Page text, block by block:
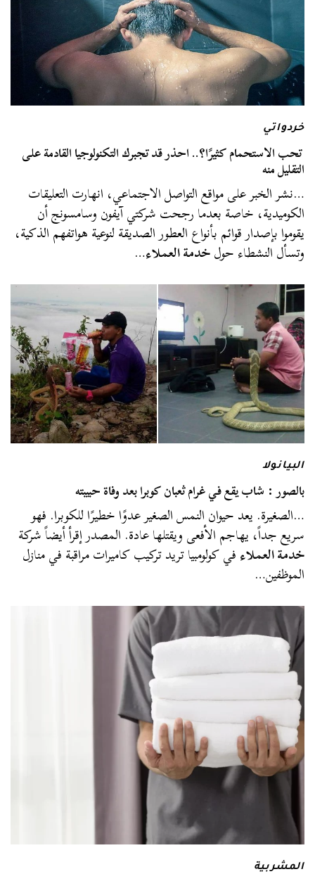
خردواتي
تحب الاستحمام كثيرًا؟.. احذر قد تجبرك التكنولوجيا القادمة على
التقليل منه
…نشر الخبر على مواقع التواصل الاجتماعي، انهارت التعليقات
الكوميدية، خاصة بعدما رجحت شركتي آيفون وسامسونج أن
يقوموا بإصدار قوائم بأنواع العطور الصديقة لنوعية هواتفهم الذكية،
وتسأل النشطاء حولخدمة العملاء…
البيانولا
بالصور : شاب يقع في غرام ثعبان كوبرا بعد وفاة حبيبته
…الصغيرة. يعد حيوان النمس الصغير عدوًا خطيرًا للكوبرا. فهو
سريع جداً، يهاجم الأفعى ويقتلها عادة. المصدر إقرأ أيضاً شركة
خدمة العملاءفي كولومبيا تريد تركيب كاميرات مراقبة في منازل
الموظفين…
المشربية